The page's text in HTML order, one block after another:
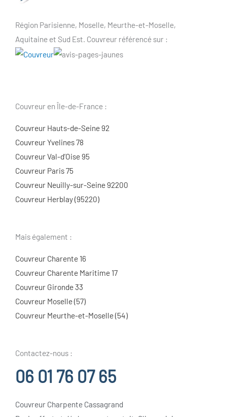
Région Parisienne, Moselle, Meurthe-et-Moselle,
Aquitaine et Sud Est. Couvreur référencé sur :
Couvreur en Île-de-France :
Couvreur Hauts-de-Seine 92
Couvreur Yvelines 78
Couvreur Val-d’Oise 95
Couvreur Paris 75
Couvreur Neuilly-sur-Seine 92200
Couvreur Herblay (95220)
Mais également :
Couvreur Charente 16
Couvreur Charente Maritime 17
Couvreur Gironde 33
Couvreur Moselle (57)
Couvreur Meurthe-et-Moselle (54)
Contactez-nous :
06 01 76 07 65
Couvreur Charpente Cassagrand